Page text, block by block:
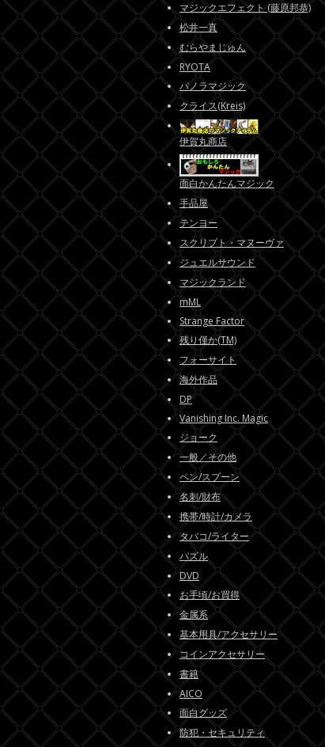
マジックエフェクト (藤原邦恭)
松井一真
むらやまじゅん
RYOTA
パノラマジック
クライス(Kreis)
伊賀丸商店
面白かんたんマジック
手品屋
テンヨー
スクリプト・マヌーヴァ
ジュエルサウンド
マジックランド
mML
Strange Factor
残り僅か(TM)
フォーサイト
海外作品
DP
Vanishing Inc. Magic
ジョーク
一般／その他
ペン/スプーン
名刺/財布
携帯/時計/カメラ
タバコ/ライター
パズル
DVD
お手頃/お買得
金属系
基本用具/アクセサリー
コインアクセサリー
書籍
AICO
面白グッズ
防犯・セキュリティ